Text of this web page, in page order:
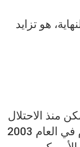
هو تزايد
منذ الاحتلال
الأمريكي وسقوط نظام صدام في العام 2003